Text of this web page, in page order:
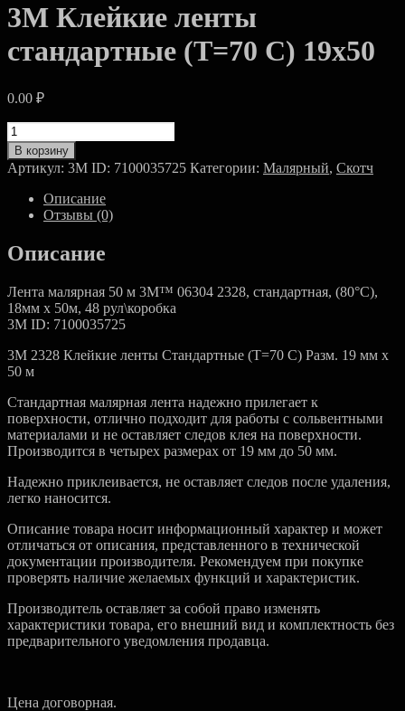
3М Клейкие ленты
стандартные (T=70 C) 19х50
0.00 ₽
Количество
товара
3М
Клейкие
ленты
стандартные
C)
19х50
В корзину
Артикул: 3M ID: 7100035725 Категории: Малярный, Скотч
Описание
Отзывы (0)
Описание
Лента малярная 50 м 3M™ 06304 2328, стандартная, (80°С),
18мм x 50м, 48 рул\коробка
3M ID: 7100035725
3М 2328 Клейкие ленты Стандартные (T=70 C) Разм. 19 мм x
50 м
Стандартная малярная лента надежно прилегает к
поверхности, отлично подходит для работы с сольвентными
материалами и не оставляет следов клея на поверхности.
Производится в четырех размерах от 19 мм до 50 мм.
Надежно приклеивается, не оставляет следов после удаления,
легко наносится.
Описание товара носит информационный характер и может
отличаться от описания, представленного в технической
документации производителя. Рекомендуем при покупке
проверять наличие желаемых функций и характеристик.
Производитель оставляет за собой право изменять
характеристики товара, его внешний вид и комплектность без
предварительного уведомления продавца.
Цена договорная.